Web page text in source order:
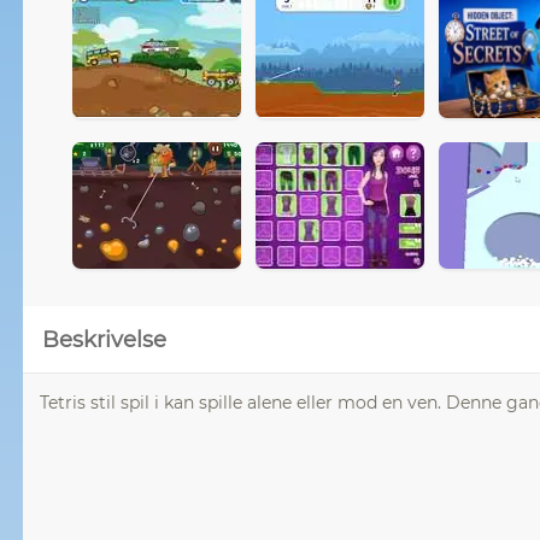
Beskrivelse
Tetris stil spil i kan spille alene eller mod en ven. Denne